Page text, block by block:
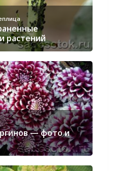
растений
— фото и